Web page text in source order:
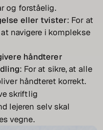
og forståelig.
eller tvister: For at
navigere i komplekse
håndterer
: For at sikre, at alle
håndteret korrekt.
skriftlig
lejeren selv skal
vegne.